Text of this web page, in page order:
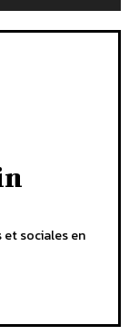
sociales en